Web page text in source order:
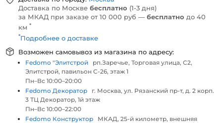
Доставка по Москве бесплатно (1-3 дня)
за МКАД при заказе от 10 000 руб — бесплатно до 40
км *
*Подробнее о доставке
Возможен самовывоз из магазина по адресу:
Fedomo "Элитстрой
рп.Заречье, Торговая улица, С2,
Элитстрой, павильон С-26, этаж 1
Пн–Вс 10:00–20:00
Fedomo Декоратор
г. Москва, ул. Рязанский пр-т, д. 2 корп.
3 ТЦ Декоратор, 1й этаж
Пн–Вс 10:00–22:00
Fedomo Конструктор
МКАД, 25-й километр, внешняя